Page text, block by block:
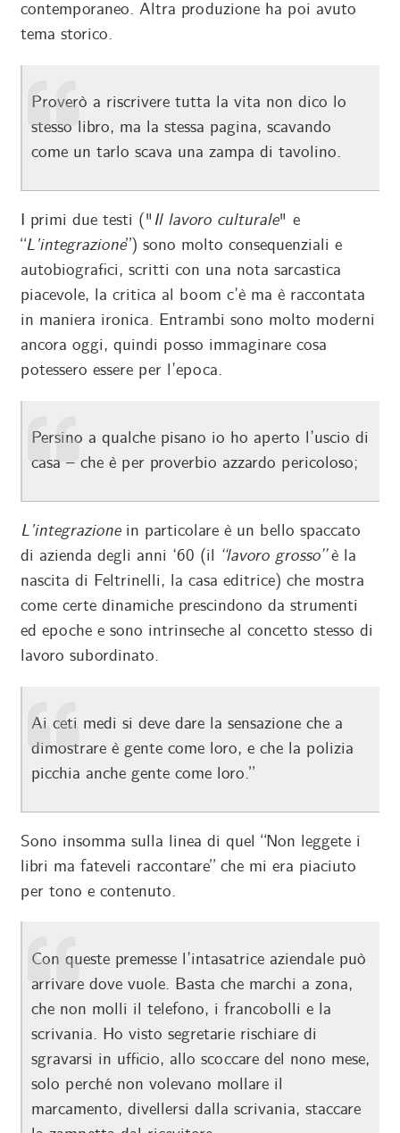
contemporaneo. Altra produzione ha poi avuto
tema storico.
Proverò a riscrivere tutta la vita non dico lo
stesso libro, ma la stessa pagina, scavando
come un tarlo scava una zampa di tavolino.
I primi due testi (" Il lavoro culturale" e
“L’integrazione”) sono molto consequenziali e
autobiografici, scritti con una nota sarcastica
piacevole, la critica al boom c’è ma è raccontata
in maniera ironica. Entrambi sono molto moderni
ancora oggi, quindi posso immaginare cosa
potessero essere per l’epoca.
Persino a qualche pisano io ho aperto l’uscio di
casa – che è per proverbio azzardo pericoloso;
L’integrazionein particolare è un bello spaccato
di azienda degli anni ‘60 (il “lavoro grosso”è la
nascita di Feltrinelli, la casa editrice) che mostra
come certe dinamiche prescindono da strumenti
ed epoche e sono intrinseche al concetto stesso di
lavoro subordinato.
Ai ceti medi si deve dare la sensazione che a
dimostrare è gente come loro, e che la polizia
picchia anche gente come loro.”
Sono insomma sulla linea di quel “Non leggete i
libri ma fateveli raccontare” che mi era piaciuto
per tono e contenuto.
Con queste premesse l’intasatrice aziendale può
arrivare dove vuole. Basta che marchi a zona,
che non molli il telefono, i francobolli e la
scrivania. Ho visto segretarie rischiare di
sgravarsi in ufficio, allo scoccare del nono mese,
solo perché non volevano mollare il
marcamento, divellersi dalla scrivania, staccare